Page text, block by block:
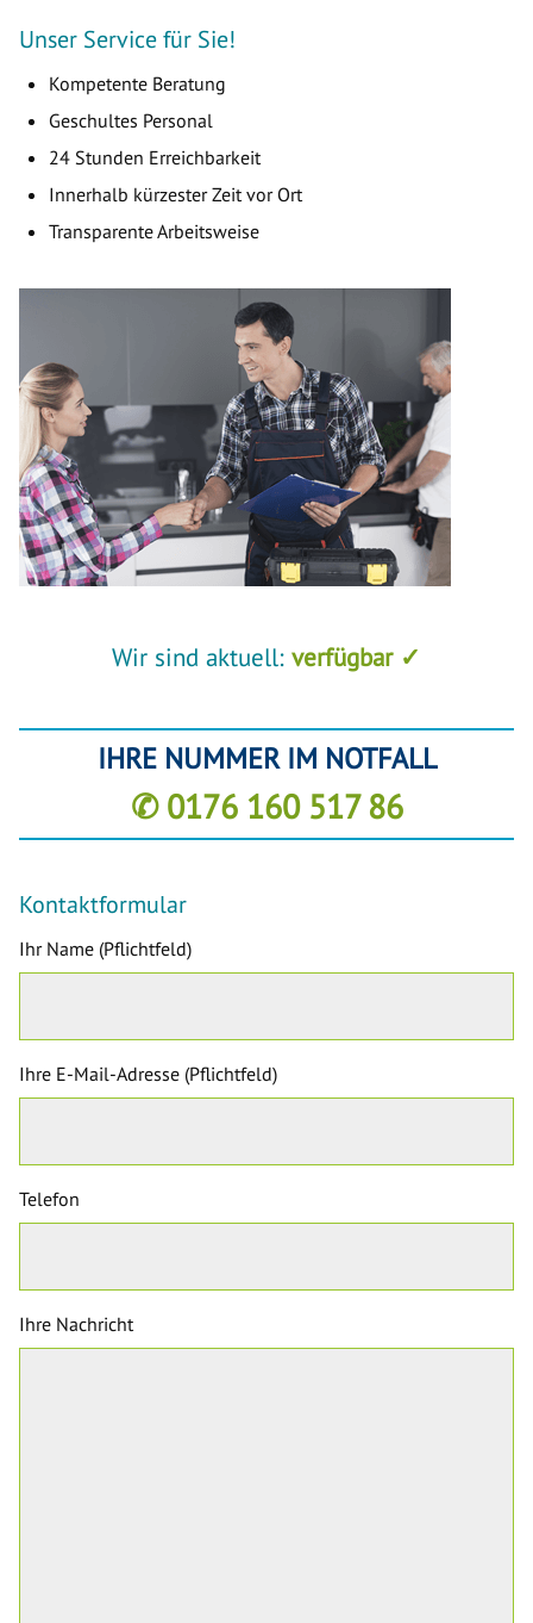
Unser Service für Sie!
Kompetente Beratung
Geschultes Personal
24 Stunden Erreichbarkeit
Innerhalb kürzester Zeit vor Ort
Transparente Arbeitsweise
Wir sind aktuell: verfügbar ✓
IHRE NUMMER IM NOTFALL
✆ 0176 160 517 86
Kontaktformular
Ihr Name (Pflichtfeld)
Ihre E-Mail-Adresse (Pflichtfeld)
Telefon
Ihre Nachricht